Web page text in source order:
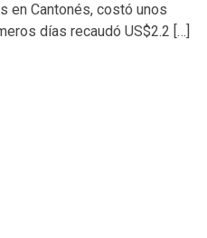
en Cantonés, costó unos
días recaudó US$2.2 […]